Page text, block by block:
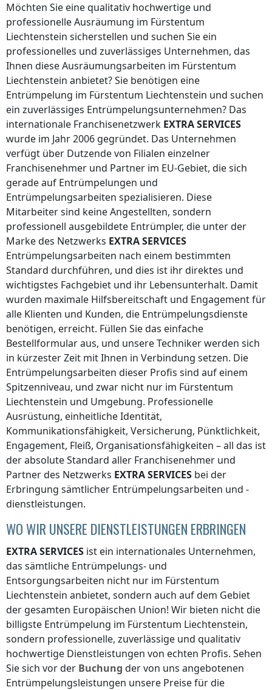
Möchten Sie eine qualitativ hochwertige und
professionelle Ausräumung im Fürstentum
Liechtenstein sicherstellen und suchen Sie ein
professionelles und zuverlässiges Unternehmen, das
Ihnen diese Ausräumungsarbeiten im Fürstentum
Liechtenstein anbietet? Sie benötigen eine
Entrümpelung im Fürstentum Liechtenstein und suchen
ein zuverlässiges Entrümpelungsunternehmen? Das
internationale Franchisenetzwerk EXTRA SERVICES
wurde im Jahr 2006 gegründet. Das Unternehmen
verfügt über Dutzende von Filialen einzelner
Franchisenehmer und Partner im EU-Gebiet, die sich
gerade auf Entrümpelungen und
Entrümpelungsarbeiten spezialisieren. Diese
Mitarbeiter sind keine Angestellten, sondern
professionell ausgebildete Entrümpler, die unter der
Marke des Netzwerks EXTRA SERVICES
Entrümpelungsarbeiten nach einem bestimmten
Standard durchführen, und dies ist ihr direktes und
wichtigstes Fachgebiet und ihr Lebensunterhalt. Damit
wurden maximale Hilfsbereitschaft und Engagement für
alle Klienten und Kunden, die Entrümpelungsdienste
benötigen, erreicht. Füllen Sie das einfache
Bestellformular aus, und unsere Techniker werden sich
in kürzester Zeit mit Ihnen in Verbindung setzen. Die
Entrümpelungsarbeiten dieser Profis sind auf einem
Spitzenniveau, und zwar nicht nur im Fürstentum
Liechtenstein und Umgebung. Professionelle
Ausrüstung, einheitliche Identität,
Kommunikationsfähigkeit, Versicherung, Pünktlichkeit,
Engagement, Fleiß, Organisationsfähigkeiten – all das ist
der absolute Standard aller Franchisenehmer und
Partner des Netzwerks EXTRA SERVICES bei der
Erbringung sämtlicher Entrümpelungsarbeiten und -
dienstleistungen.
WO WIR UNSERE DIENSTLEISTUNGEN ERBRINGEN
EXTRA SERVICES ist ein internationales Unternehmen,
das sämtliche Entrümpelungs- und
Entsorgungsarbeiten nicht nur im Fürstentum
Liechtenstein anbietet, sondern auch auf dem Gebiet
der gesamten Europäischen Union! Wir bieten nicht die
billigste Entrümpelung im Fürstentum Liechtenstein,
sondern professionelle, zuverlässige und qualitativ
hochwertige Dienstleistungen von echten Profis. Sehen
Sie sich vor der Buchung der von uns angebotenen
Entrümpelungsleistungen unsere Preise für die